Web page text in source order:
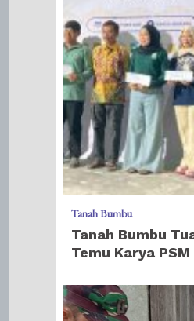
Tanah Bumbu
Tanah Bumbu
Temu Karya